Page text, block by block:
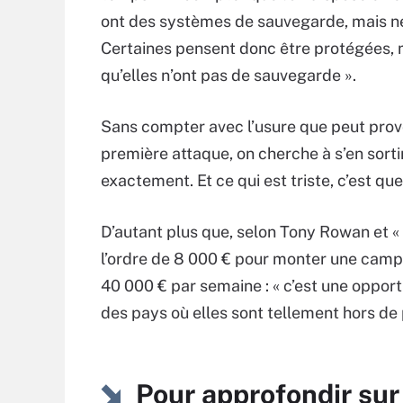
ont des systèmes de sauvegarde, mais
Certaines pensent donc être
qu’elles n’ont pas de sauvegarde ».
Sans compter avec l’usure que peut
première attaque, on cherche à s’en
exactement. Et ce qui est triste, c’est
D’autant plus que, selon Tony Rowan et
l’ordre de 8 000 € pour monter une
40 000 € par semaine : « c’est une
des pays où elles sont tellement hors
Pour approfondir